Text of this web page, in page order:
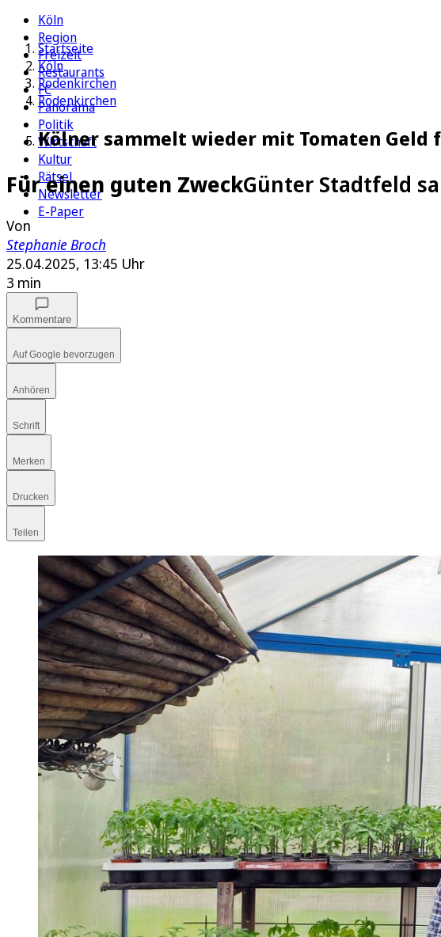
Köln
Region
Freizeit
Restaurants
FC
Panorama
Politik
Wirtschaft
Kultur
Rätsel
Newsletter
E-Paper
Startseite
Köln
Rodenkirchen
Rodenkirchen
Kölner sammelt wieder mit Tomaten
Für einen guten ZweckGünter Stadtfeld
Von
Stephanie Broch
25.04.2025, 13:45 Uhr
3 min
Kommentare
Auf Google bevorzugen
Anhören
Schrift
Merken
Drucken
Teilen